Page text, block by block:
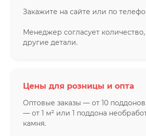
Закажите на сайте или по
Менеджер согласует количество,
другие детали.
Цены для розницы и опта
Оптовые заказы — от 10
— от 1 м² или 1 поддона
камня.